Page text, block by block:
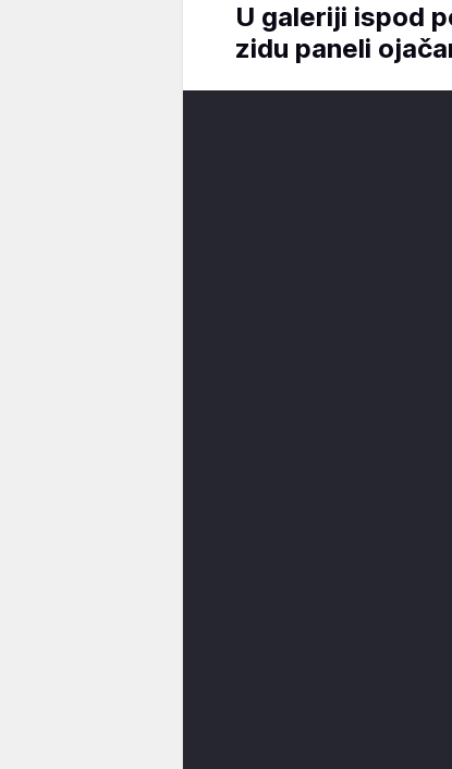
U galeriji ispod
zidu paneli